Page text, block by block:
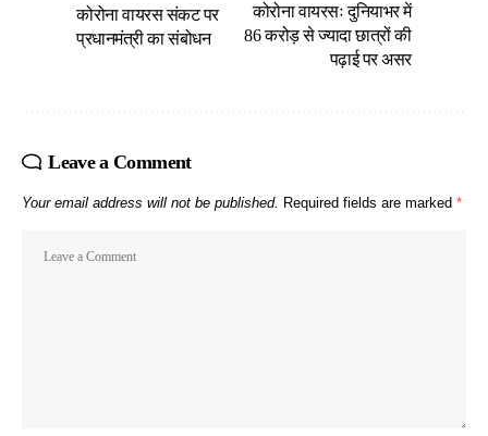
कोरोना वायरस संकट पर
प्रधानमंत्री का संबोधन
कोरोना वायरसः दुनियाभर में
86 करोड़ से ज्यादा छात्रों की
पढ़ाई पर असर
Leave a Comment
Your email address will not be published. Required fields are marked *